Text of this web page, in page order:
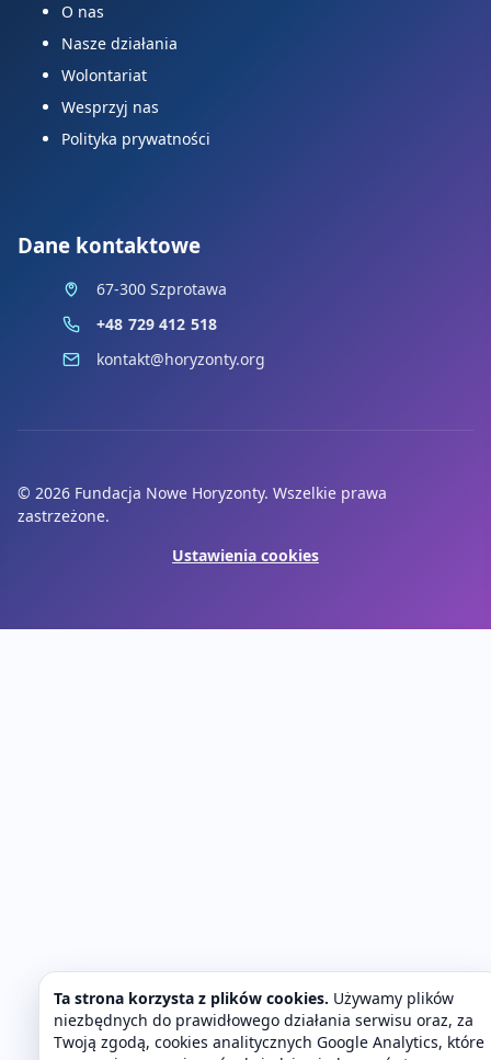
O nas
Nasze działania
Wolontariat
Wesprzyj nas
Polityka prywatności
Dane kontaktowe
67-300 Szprotawa
+48 729 412 518
kontakt@horyzonty.org
© 2026 Fundacja Nowe Horyzonty. Wszelkie prawa
zastrzeżone.
Ustawienia cookies
Ta strona korzysta z plików cookies. Używamy plików
niezbędnych do prawidłowego działania serwisu oraz, za
Twoją zgodą, cookies analitycznych Google Analytics, które